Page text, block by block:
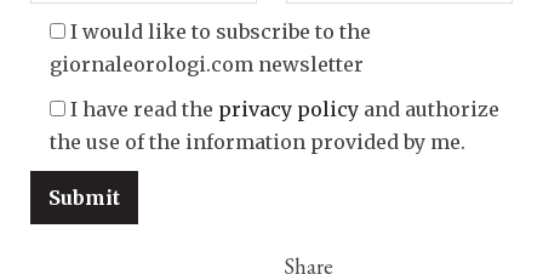
I would like to subscribe to the
giornaleorologi.com newsletter
I have read the privacy policy and authorize
the use of the information provided by me.